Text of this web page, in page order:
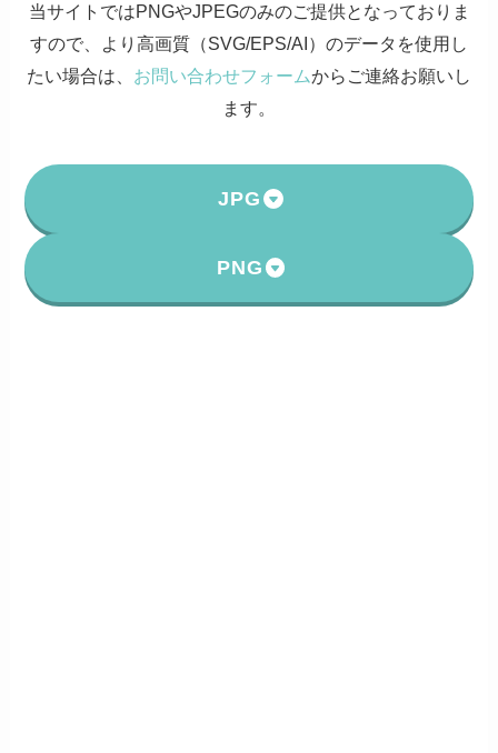
当サイトではPNGやJPEGのみのご提供となっておりま
すので、より高画質（SVG/EPS/AI）のデータを使用し
たい場合は、 お問い合わせフォームからご連絡お願いし
ます。
JPG
PNG